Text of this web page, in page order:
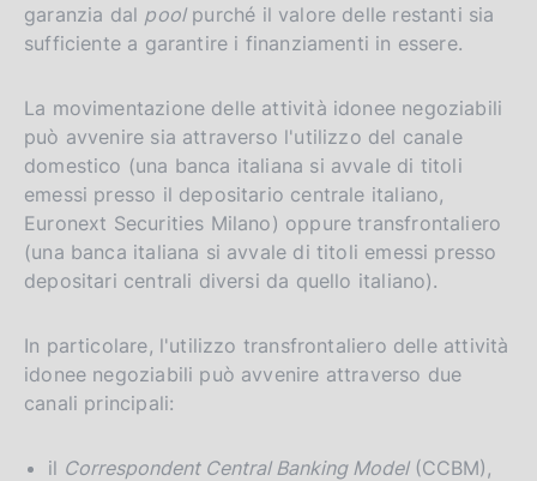
garanzia dal poolpurché il valore delle restanti sia
sufficiente a garantire i finanziamenti in essere.
La movimentazione delle attività idonee negoziabili
può avvenire sia attraverso l'utilizzo del canale
domestico (una banca italiana si avvale di titoli
emessi presso il depositario centrale italiano,
Euronext Securities Milano) oppure transfrontaliero
(una banca italiana si avvale di titoli emessi presso
depositari centrali diversi da quello italiano).
In particolare, l'utilizzo transfrontaliero delle attività
idonee negoziabili può avvenire attraverso due
canali principali:
il Correspondent Central Banking Model(CCBM),